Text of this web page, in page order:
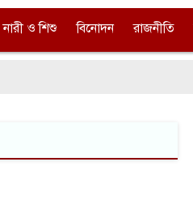
নারী ও শিশু বিনোদন রাজনীতি